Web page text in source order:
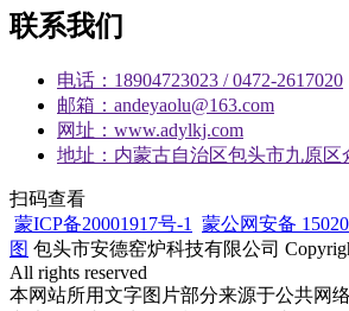
联系我们
电话：18904723023 / 0472-2617020
邮箱：andeyaolu@163.com
网址：www.adylkj.com
地址：内蒙古自治区包头市九原区
扫码查看
蒙ICP备20001917号-1
蒙公网安备
图 包头市安德窑炉科技有限公司
All rights reserved
本网站所用文字图片部分来源于公共网